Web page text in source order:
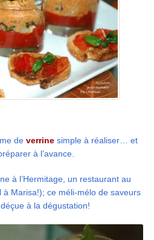
de verrinesimple à réaliser… et
à l’avance.
à l’Hermitage, un restaurant au
à Marisa!); ce méli-mélo de saveurs
à la dégustation!